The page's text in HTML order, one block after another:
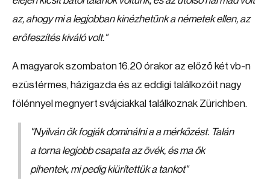
az, ahogy mi a legjobban kinézhetünk a németek ellen, az
erőfeszítés kiváló volt."
A magyarok szombaton 16.20 órakor az előző két vb-n
ezüstérmes, házigazda és az eddigi találkozóit nagy
fölénnyel megnyert svájciakkal találkoznak Zürichben.
"Nyilván ők fogják dominálni a a mérkőzést. Talán
a torna legjobb csapata az övék, és ma ők
pihentek, mi pedig kiürítettük a tankot"